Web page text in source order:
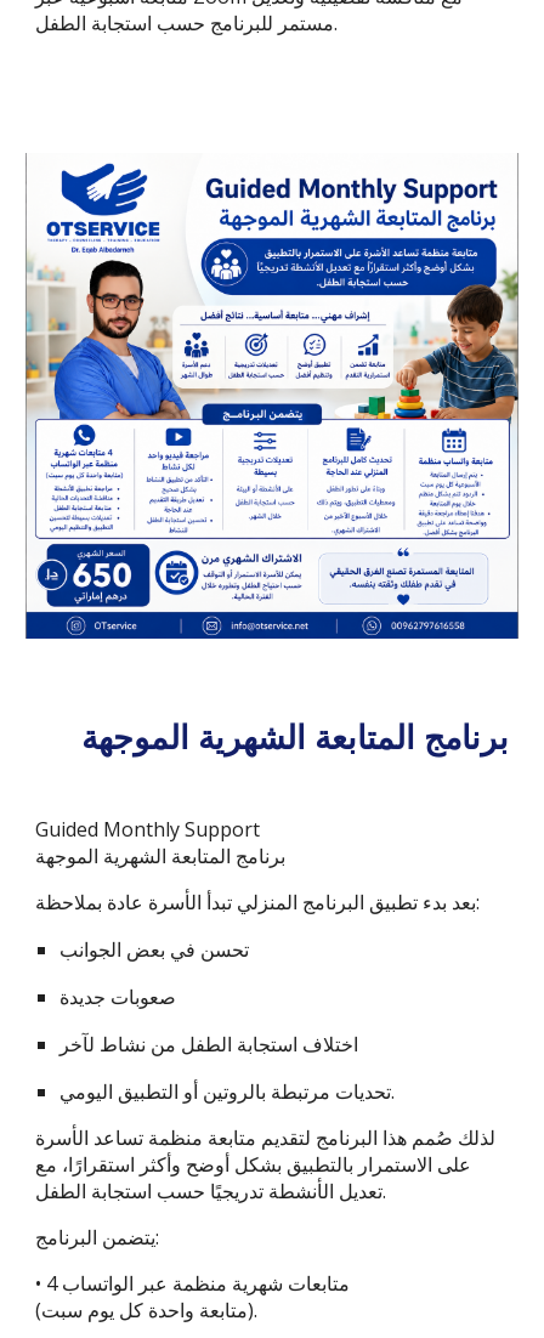
مستمر للبرنامج حسب استجابة الطفل.
برنامج المتابعة الشهرية الموجهة
Guided Monthly Support
برنامج المتابعة الشهرية الموجهة
بعد بدء تطبيق البرنامج المنزلي تبدأ الأسرة عادة بملاحظة:
تحسن في بعض الجوانب
صعوبات جديدة
اختلاف استجابة الطفل من نشاط لآخر
تحديات مرتبطة بالروتين أو التطبيق اليومي.
لذلك صُمم هذا البرنامج لتقديم متابعة منظمة تساعد الأسرة
على الاستمرار بالتطبيق بشكل أوضح وأكثر استقرارًا، مع
تعديل الأنشطة تدريجيًا حسب استجابة الطفل.
يتضمن البرنامج:
• 4 متابعات شهرية منظمة عبر الواتساب
(متابعة واحدة كل يوم سبت).